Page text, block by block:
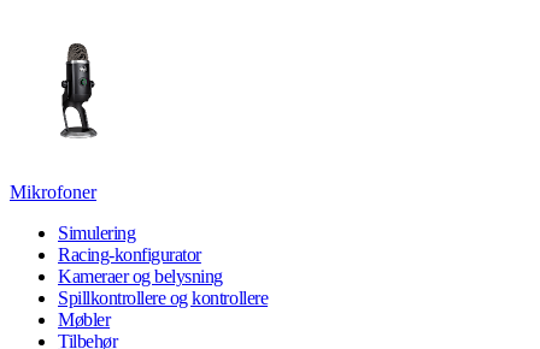
Mikrofoner
Simulering
Racing-konfigurator
Kameraer og belysning
Spillkontrollere og kontrollere
Møbler
Tilbehør